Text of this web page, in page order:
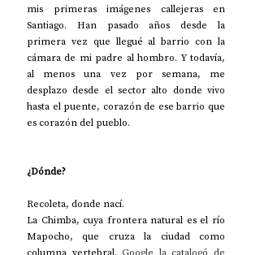
mis primeras imágenes callejeras en
Santiago. Han pasado años desde la
primera vez que llegué al barrio con la
cámara de mi padre al hombro. Y todavía,
al menos una vez por semana, me
desplazo desde el sector alto donde vivo
hasta el puente, corazón de ese barrio que
es corazón del pueblo.
¿Dónde?
Recoleta, donde nací.
La Chimba, cuya frontera natural es el río
Mapocho, que cruza la ciudad como